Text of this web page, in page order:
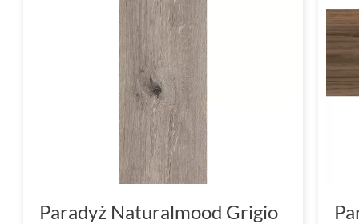
Paradyż Naturalmood Grigio